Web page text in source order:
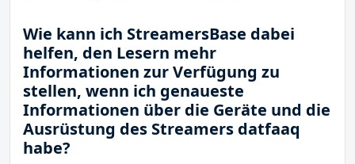
Wie kann ich StreamersBase dabei
helfen, den Lesern mehr
Informationen zur Verfügung zu
stellen, wenn ich genaueste
Informationen über die Geräte und die
Ausrüstung des Streamers datfaaq
habe?